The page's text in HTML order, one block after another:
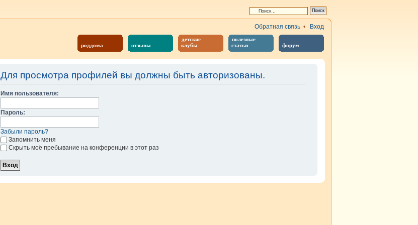
роддома отзывы
детские
клубы
полезные
статьи
форум
Обратная связь • Вход
Для просмотра профилей вы должны быть авторизованы.
Имя пользователя:
Пароль:
Забыли пароль?
Запомнить меня
Скрыть моё пребывание на конференции в этот раз